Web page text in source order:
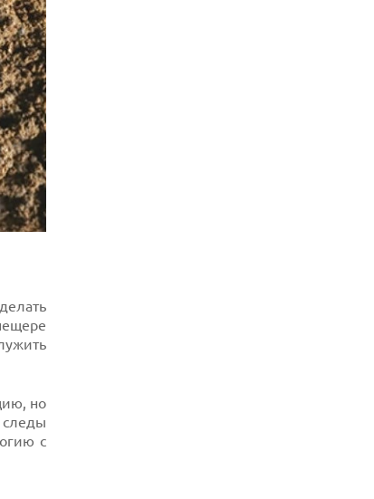
но
с